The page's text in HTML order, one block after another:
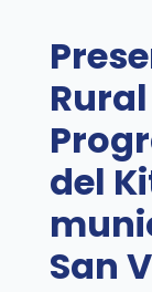
del
San